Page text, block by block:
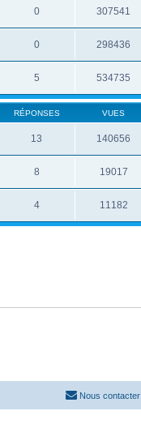
0 307541
0 298436
5 534735
RÉPONSES VUES
13 140656
8 19017
4 11182
Nous contacter